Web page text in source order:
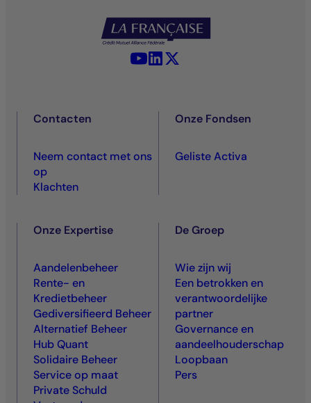
YouTube - La Française
LinkedIn - La Française
Contacten
Neem contact met ons
op
Klachten
Onze Fondsen
Geliste Activa
Onze Expertise
Aandelenbeheer
Rente- en
Kredietbeheer
Gediversifieerd Beheer
Alternatief Beheer
Hub Quant
Solidaire Beheer
Service op maat
Private Schuld
De Groep
Wie zijn wij
Een betrokken en
verantwoordelijke
partner
Governance en
aandeelhouderschap
Loopbaan
Pers